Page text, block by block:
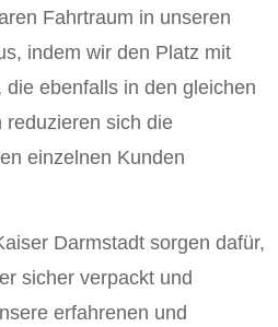
Fahrtraum in unseren
indem wir den Platz mit
ebenfalls in den gleichen
reduzieren sich die
einzelnen Kunden
Darmstadt sorgen dafür,
sicher verpackt und
erfahrenen und